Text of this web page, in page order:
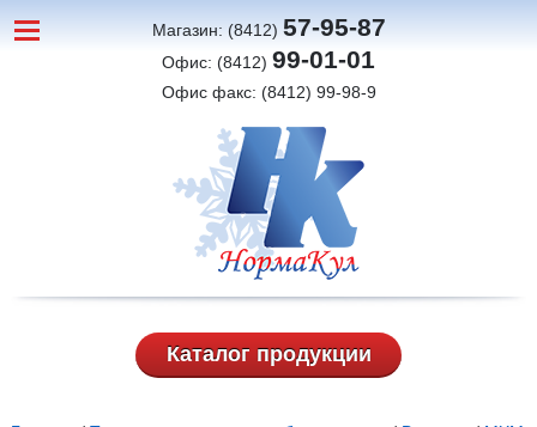
Магазин: (8412) 57-95-87
Офис: (8412) 99-01-01
Офис факс: (8412) 99-98-9
Каталог продукции